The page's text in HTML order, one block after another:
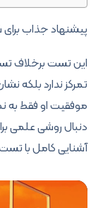
پیشنهاد جذاب
تمرکز ندارد بلکه
موفقیت او فقط به
دنبال روشی علمی
آشنایی کامل با